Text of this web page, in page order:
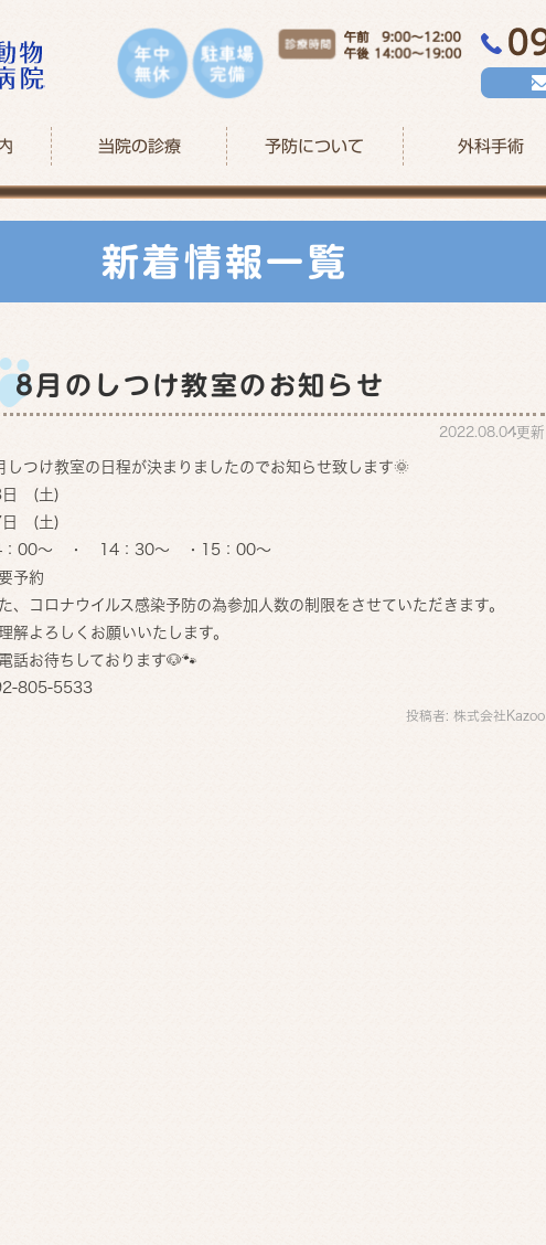
当院の診療 予防について 外科手術
新着情報一覧
8月のしつけ教室のお知らせ
2022.08.04更新
しつけ教室の日程が決まりましたのでお知らせ致します🌞
日 (土)
日 (土)
：00～ ・ 14：30～ ・15：00～
予約
、コロナウイルス感染予防の為参加人数の制限をさせていただきます。
解よろしくお願いいたします。
話お待ちしております🐶🐾
805-5533
投稿者: 株式会社Kazoo